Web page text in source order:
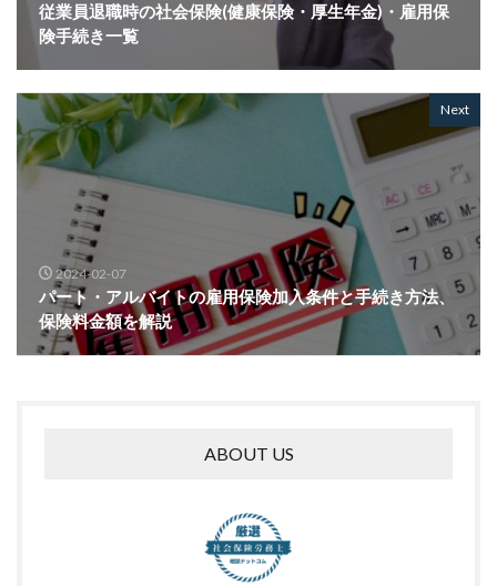
従業員退職時の社会保険(健康保険・厚生年金)・雇用保
険手続き一覧
Next
2024-02-07
パート・アルバイトの雇用保険加入条件と手続き方法、
保険料金額を解説
ABOUT US